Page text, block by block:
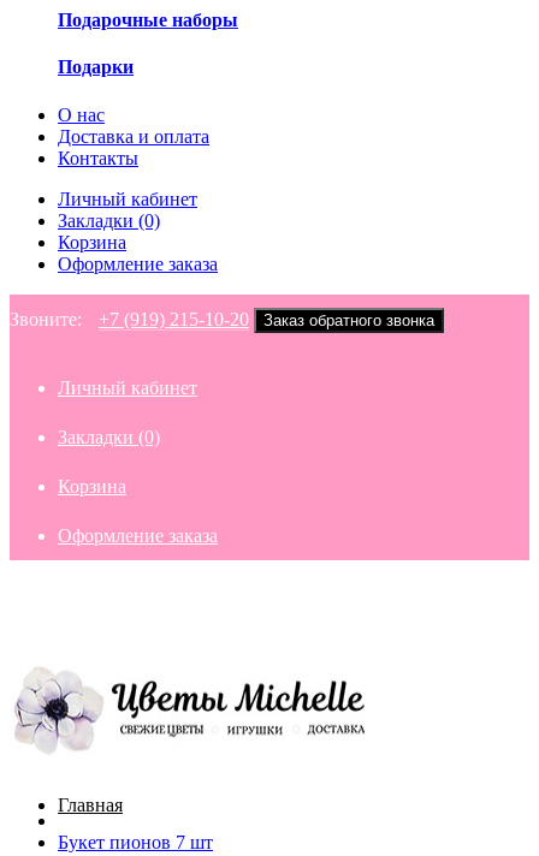
Подарочные наборы
Подарки
О нас
Доставка и оплата
Контакты
Личный кабинет
Закладки (0)
Корзина
Оформление заказа
Звоните: +7 (919) 215-10-20 Заказ обратного звонка
Личный кабинет
Закладки (0)
Корзина
Оформление заказа
Главная
Букет пионов 7 шт